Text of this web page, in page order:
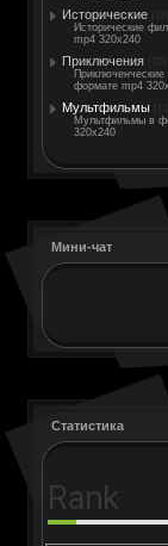
Исторические
Исторические
mp4 320x240
Приключения
формате mp4
Мультфильмы
Мультфильмы в
320x240
Мини-чат
Статистика